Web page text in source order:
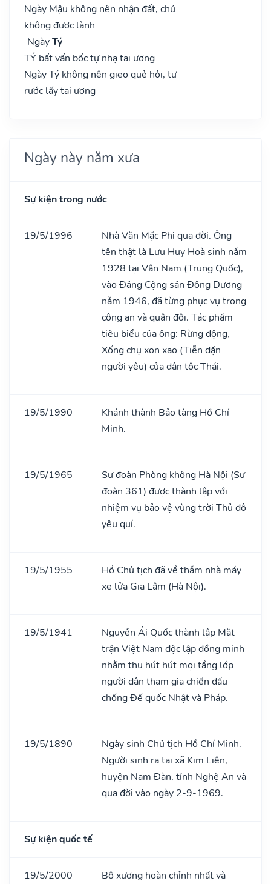
Ngày Mậu không nên nhận đất, chủ
không được lành
NgàyTý
TÝ bất vấn bốc tự nhạ tai ương
Ngày Tý không nên gieo quẻ hỏi, tự
rước lấy tai ương
Ngày này năm xưa
Sự kiện trong nước
19/5/1996
Nhà Văn Mặc Phi qua đời. Ông
tên thật là Lưu Huy Hoà sinh nǎm
1928 tại Vân Nam (Trung Quốc),
vào Đảng Cộng sản Đông Dương
nǎm 1946, đã từng phục vụ trong
công an và quân đội. Tác phẩm
tiêu biểu của ông: Rừng động,
Xống chụ xon xao (Tiễn dặn
người yêu) của dân tộc Thái.
19/5/1990
Khánh thành Bảo tàng Hồ Chí
Minh.
19/5/1965
Sư đoàn Phòng không Hà Nội (Sư
đoàn 361) được thành lập với
nhiệm vụ bảo vệ vùng trời Thủ đô
yêu quí.
19/5/1955
Hồ Chủ tịch đã về thǎm nhà máy
xe lửa Gia Lâm (Hà Nội).
19/5/1941
Nguyễn Ái Quốc thành lập Mặt
trận Việt Nam độc lập đồng minh
nhằm thu hút hút mọi tầng lớp
người dân tham gia chiến đấu
chống Đế quốc Nhật và Pháp.
19/5/1890
Ngày sinh Chủ tịch Hồ Chí Minh.
Người sinh ra tại xã Kim Liên,
huyện Nam Đàn, tỉnh Nghệ An và
qua đời vào ngày 2-9-1969.
Sự kiện quốc tế
19/5/2000
Bộ xương hoàn chỉnh nhất và